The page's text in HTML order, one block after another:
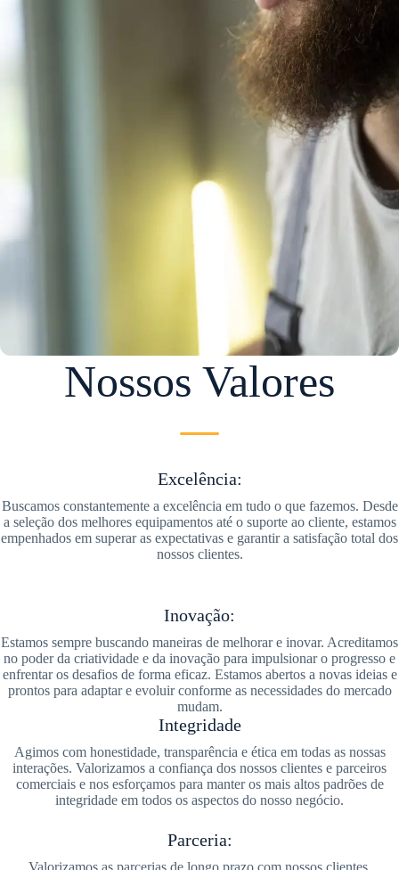
Nossos Valores
Excelência:
Buscamos constantemente a excelência em tudo o que fazemos. Desde
a seleção dos melhores equipamentos até o suporte ao cliente, estamos
empenhados em superar as expectativas e garantir a satisfação total dos
nossos clientes.
Inovação:
Estamos sempre buscando maneiras de melhorar e inovar. Acreditamos
no poder da criatividade e da inovação para impulsionar o progresso e
enfrentar os desafios de forma eficaz. Estamos abertos a novas ideias e
prontos para adaptar e evoluir conforme as necessidades do mercado
mudam.
Integridade
Agimos com honestidade, transparência e ética em todas as nossas
interações. Valorizamos a confiança dos nossos clientes e parceiros
comerciais e nos esforçamos para manter os mais altos padrões de
integridade em todos os aspectos do nosso negócio.
Parceria:
Valorizamos as parcerias de longo prazo com nossos clientes,